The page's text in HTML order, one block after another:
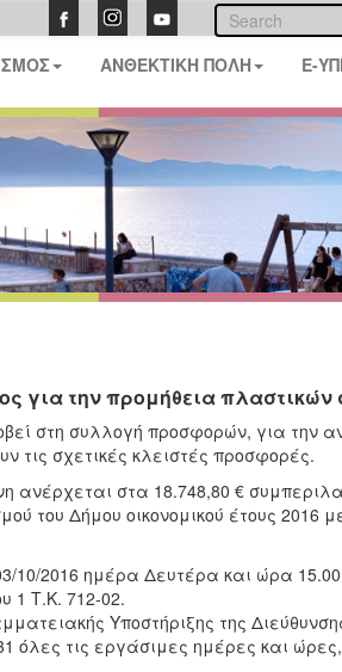
ΑΝΘΕΚΤΙΚΗ ΠΟΛΗ E-
για την προμήθεια πλαστικών
στη συλλογή προσφορών, για την
τις σχετικές κλειστές προσφορές.
ανέρχεται στα 18.748,80 €
του Δήμου οικονομικού έτους 2016
10/2016 ημέρα Δευτέρα και ώρα
1 Τ.Κ. 712-02.
Υποστήριξης της
όλες τις εργάσιμες ημέρες και